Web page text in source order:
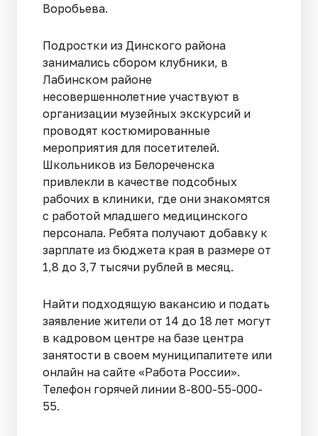
Воробьева.
Подростки из Динского района
занимались сбором клубники, в
Лабинском районе
несовершеннолетние участвуют в
организации музейных экскурсий и
проводят костюмированные
мероприятия для посетителей.
Школьников из Белореченска
привлекли в качестве подсобных
рабочих в клиники, где они знакомятся
с работой младшего медицинского
персонала. Ребята получают добавку к
зарплате из бюджета края в размере от
1,8 до 3,7 тысячи рублей в месяц.
Найти подходящую вакансию и подать
заявление жители от 14 до 18 лет могут
в кадровом центре на базе центра
занятости в своем муниципалитете или
онлайн на сайте «Работа России».
Телефон горячей линии 8-800-55-000-
55.